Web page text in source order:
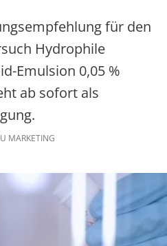
für den
Hydrophile
Emulsion 0,05 %
ab sofort als
MARKETING